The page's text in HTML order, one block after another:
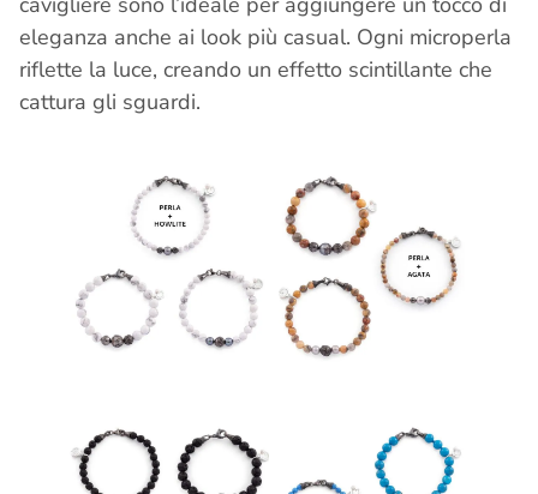
eleganza anche ai look più casual. Ogni microperla
riflette la luce, creando un effetto scintillante che
cattura gli sguardi.